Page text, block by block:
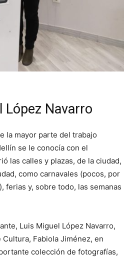
López Navarro
la mayor parte del trabajo
se le conocía con el
las calles y plazas, de la ciudad,
como carnavales (pocos, por
ferias y, sobre todo, las semanas
Luis Miguel López Navarro,
Fabiola Jiménez, en
colección de fotografías,